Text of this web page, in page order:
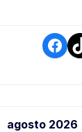
agosto 2026